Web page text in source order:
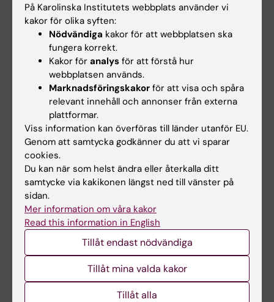
Område utbildningsstöd student
Antagning och examen
Enheten ansvarar för antagning till utbildning
på grundnivå och avancerad nivå samt
behörighet för antagning till utbildning på
forskarnivå, samt utfärdande av examen på
grundnivå, avancerad nivå och forskarnivå.
Enhetschef
Kristin Rosén
Kontakt
Kontakta oss via
antagning@ki.se
doctoraleligibility@ki.seellerexamen@ki.se,
medarbetare på enheten för
antagning och examen.
På Karolinska Institutets webbplats använder vi
kakor för olika syften:
Nödvändiga kakor för att webbplatsen ska
fungera korrekt.
Kakor för analys för att förstå hur
webbplatsen används.
Marknadsföringskakor för att visa och spåra
relevant innehåll och annonser från externa
plattformar.
Viss information kan överföras till länder utanför EU.
Genom att samtycka godkänner du att vi sparar
cookies.
Du kan när som helst ändra eller återkalla ditt
samtycke via kakikonen längst ned till vänster på
sidan.
Mer information om våra kakor
Read this information in English
Tillåt endast nödvändiga
Tillåt mina valda kakor
Tillåt alla